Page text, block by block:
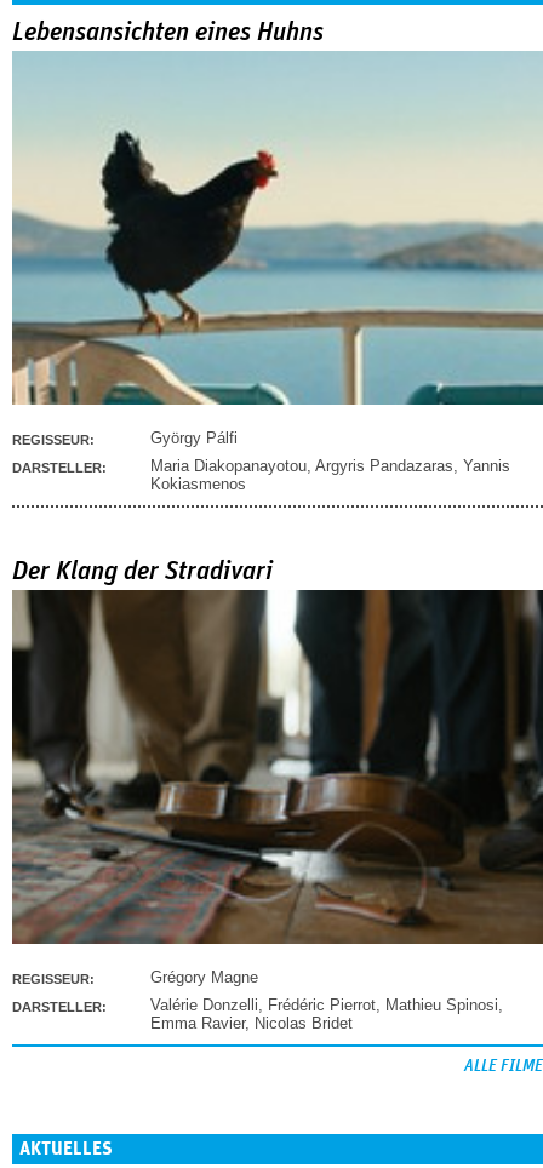
Lebensansichten eines Huhns
REGISSEUR: György Pálfi
DARSTELLER: Maria Diakopanayotou Argyris Pandazaras Yannis
Kokiasmenos
Der Klang der Stradivari
REGISSEUR: Grégory Magne
DARSTELLER: Valérie Donzelli Frédéric Pierrot Mathieu Spinosi
Emma Ravier, Nicolas Bridet
ALLE FILME
AKTUELLES